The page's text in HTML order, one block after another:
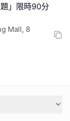
」限時90分
Mall, 8